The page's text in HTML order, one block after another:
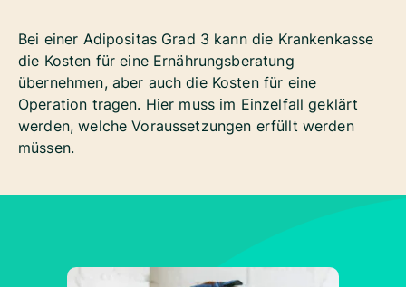
Bei einer Adipositas Grad 3 kann die Krankenkasse
die Kosten für eine Ernährungsberatung
übernehmen, aber auch die Kosten für eine
Operation tragen. Hier muss im Einzelfall geklärt
werden, welche Voraussetzungen erfüllt werden
müssen.